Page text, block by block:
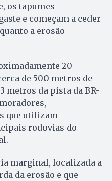
os tapumes
e começam a ceder
a erosão
20
de 500 metros de
metros da pista da BR-
que utilizam
rodovias do
marginal, localizada a
da erosão e que